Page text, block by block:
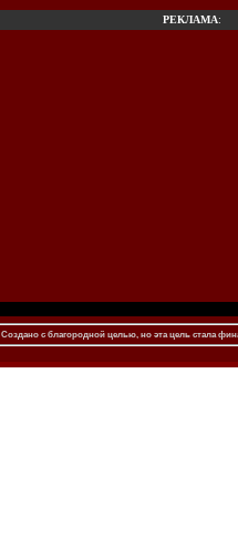
РЕКЛАМА:
Создано c благородной целью, но эта цель стала